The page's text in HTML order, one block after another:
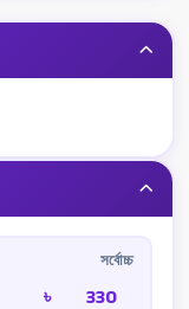
সর্বোচ্চ
৳